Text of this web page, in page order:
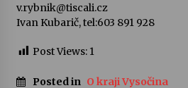
v.rybnik@tiscali.cz
Ivan Kubarič, tel:603 891 928
Post Views: 1
Posted in O kraji Vysočina